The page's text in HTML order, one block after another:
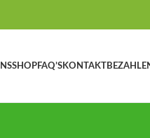
SHOPFAQ’SKONTAKT